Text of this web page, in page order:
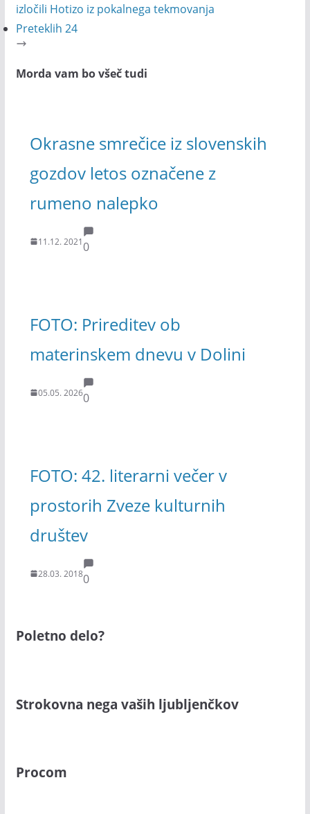
izločili Hotizo iz pokalnega tekmovanja
Preteklih 24
Morda vam bo všeč tudi
Okrasne smrečice iz slovenskih
gozdov letos označene z
rumeno nalepko
11.12. 20210
FOTO: Prireditev ob
materinskem dnevu v Dolini
05.05. 20260
FOTO: 42. literarni večer v
prostorih Zveze kulturnih
društev
28.03. 20180
Poletno delo?
Strokovna nega vaših ljubljenčkov
Procom